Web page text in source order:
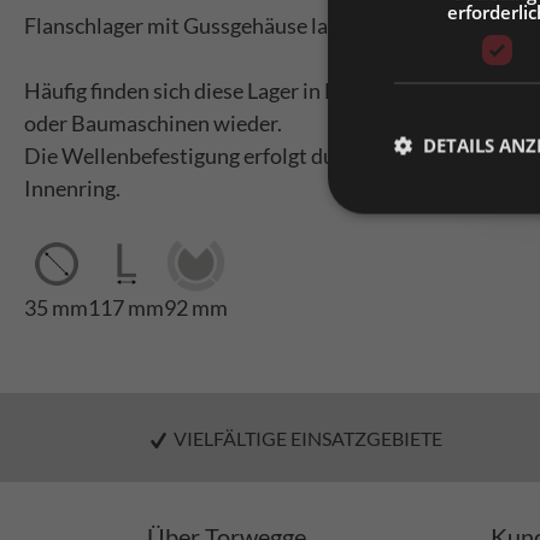
Flanschlager mit Gussgehäuse lackiert
Häufig finden sich diese Lager in Landmaschinen,
oder Baumaschinen wieder.
Die Wellenbefestigung erfolgt durch eine
Innenring.
35 mm117 mm92 mm
VIELFÄLTIGE EINSATZGEBIETE
Bitte
DETAILS